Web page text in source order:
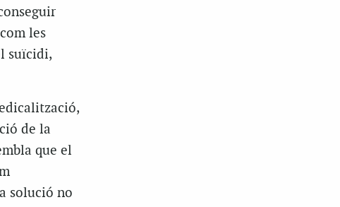
les
suïcidi,
de la
que el
solució no